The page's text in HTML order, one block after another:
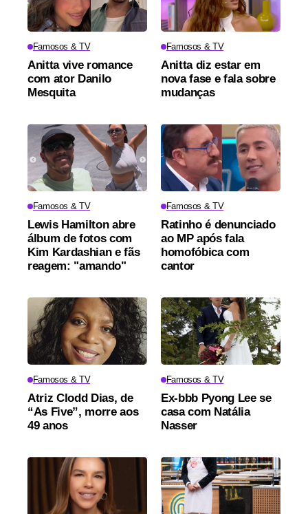
Famosos & TV
Anitta vive romance
com ator Danilo
Mesquita
Famosos & TV
Anitta diz estar em
nova fase e fala sobre
mudanças
Famosos & TV
Lewis Hamilton abre
álbum de fotos com
Kim Kardashian e fãs
reagem: "amando"
Famosos & TV
Ratinho é denunciado
ao MP após fala
homofóbica com
cantor
Famosos & TV
Atriz Clodd Dias, de
“As Five”, morre aos
49 anos
Famosos & TV
Ex-bbb Pyong Lee se
casa com Natália
Nasser